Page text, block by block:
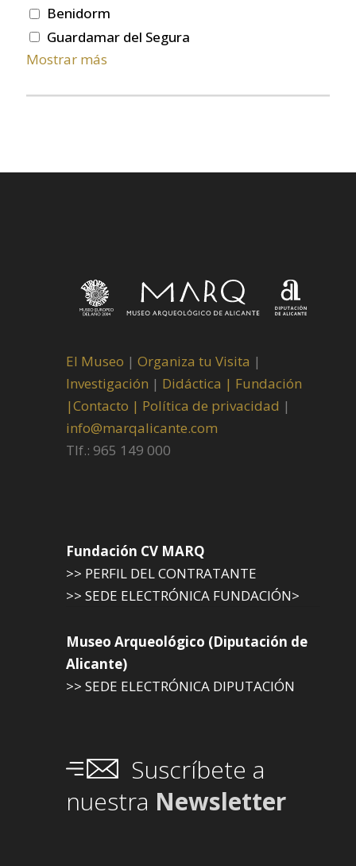
Benidorm
Guardamar del Segura
Mostrar más
El Museo | Organiza tu Visita |
Investigación | Didáctica | Fundación
|Contacto | Política de privacidad |
info@marqalicante.com
Tlf.: 965 149 000
Fundación CV MARQ
>> PERFIL DEL CONTRATANTE
>> SEDE ELECTRÓNICA FUNDACIÓN>
Museo Arqueológico (Diputación de
Alicante)
>> SEDE ELECTRÓNICA DIPUTACIÓN
Suscríbete a
nuestra Newsletter